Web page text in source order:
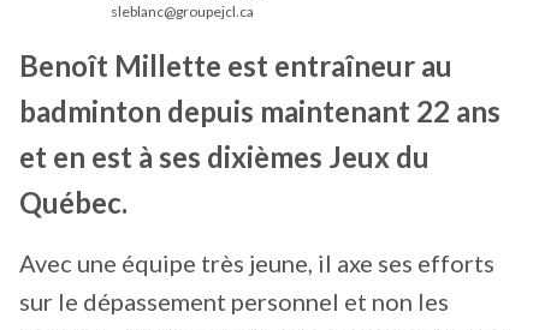
sleblanc@groupejcl.ca
Benoît Millette est entraîneur au
badminton depuis maintenant 22 ans
et en est à ses dixièmes Jeux du
Québec.
Avec une équipe très jeune, il axe ses efforts
sur le dépassement personnel et non les